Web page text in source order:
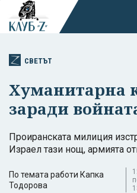
СВЕТЪТ
Хуманитарна
заради
Проиранската милиция
Израел тази нощ, армията
По темата работи Капка
Тодорова